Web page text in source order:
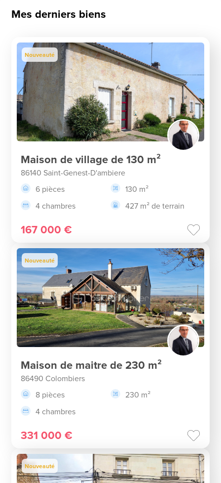
Mes derniers biens
Nouveauté
Maison de village de 130 m²
86140 Saint-Genest-D'ambiere
6 pièces
130 m²
4 chambres
427 m² de terrain
167 000 €
Nouveauté
Maison de maitre de 230 m²
86490 Colombiers
8 pièces
230 m²
4 chambres
331 000 €
Nouveauté